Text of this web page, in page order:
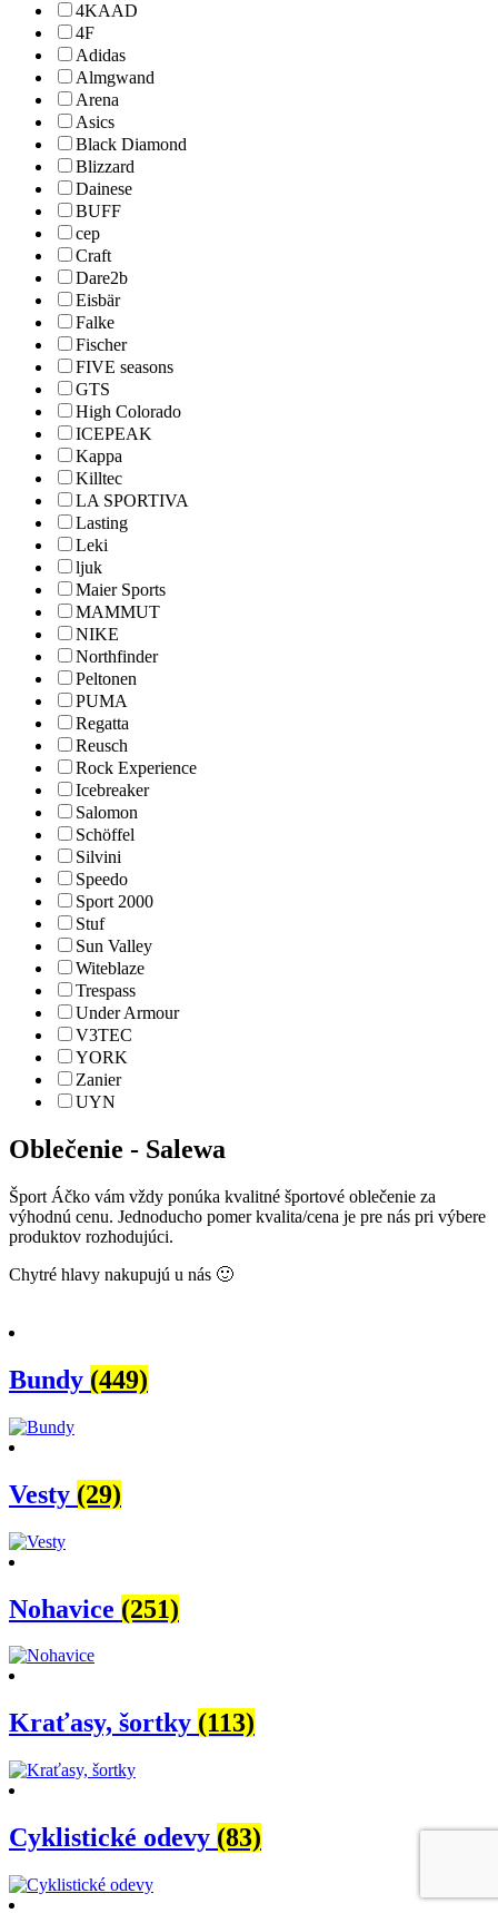
4KAAD
4F
Adidas
Almgwand
Arena
Asics
Black Diamond
Blizzard
Dainese
BUFF
cep
Craft
Dare2b
Eisbär
Falke
Fischer
FIVE seasons
GTS
High Colorado
ICEPEAK
Kappa
Killtec
LA SPORTIVA
Lasting
Leki
ljuk
Maier Sports
MAMMUT
NIKE
Northfinder
Peltonen
PUMA
Regatta
Reusch
Rock Experience
Icebreaker
Salomon
Schöffel
Silvini
Speedo
Sport 2000
Stuf
Sun Valley
Witeblaze
Trespass
Under Armour
V3TEC
YORK
Zanier
UYN
Oblečenie - Salewa
Šport Áčko vám vždy ponúka kvalitné športové oblečenie za
výhodnú cenu. Jednoducho pomer kvalita/cena je pre nás pri výbere
produktov rozhodujúci.
Chytré hlavy nakupujú u nás 🙂
Bundy (449)
Vesty (29)
Nohavice (251)
Kraťasy, šortky (113)
Cyklistické odevy (83)